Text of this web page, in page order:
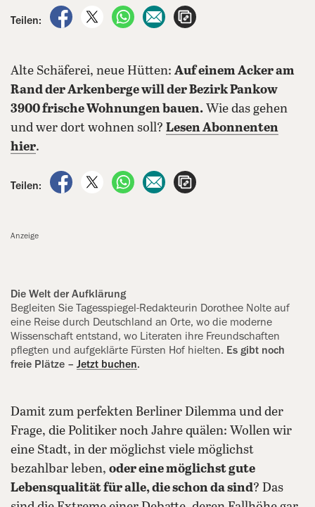
Teilen:
auf Facebook teilen
auf X teilenper WhatsApp teilen
per E-Mail teilen
Alte Schäferei, neue Hütten: Auf einem Acker am
Rand der Arkenberge will der Bezirk Pankow
3900 frische Wohnungen bauen. Wie das gehen
und wer dort wohnen soll? Lesen Abonnenten
hier.
Teilen:
auf Facebook teilen
auf X teilenper WhatsApp teilen
per E-Mail teilen
Anzeige
Die Welt der Aufklärung
Begleiten Sie Tagesspiegel-Redakteurin Dorothee Nolte auf
eine Reise durch Deutschland an Orte, wo die moderne
Wissenschaft entstand, wo Literaten ihre Freundschaften
pflegten und aufgeklärte Fürsten Hof hielten. Es gibt noch
freie Plätze – Jetzt buchen.
Damit zum perfekten Berliner Dilemma und der
Frage, die Politiker noch Jahre quälen: Wollen wir
eine Stadt, in der möglichst viele möglichst
bezahlbar leben, oder eine möglichst gute
Lebensqualität für alle, die schon da sind? Das